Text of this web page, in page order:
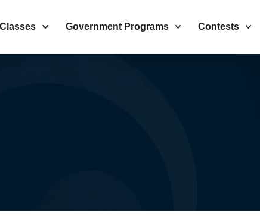
Government Programs Contests